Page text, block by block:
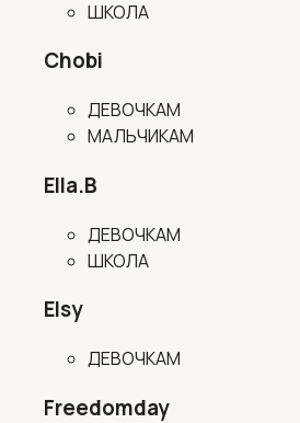
ШКОЛА
Chobi
ДЕВОЧКАМ
МАЛЬЧИКАМ
Ella.B
ДЕВОЧКАМ
ШКОЛА
Elsy
ДЕВОЧКАМ
Freedomday